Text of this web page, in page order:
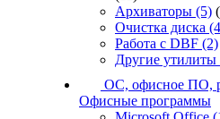
Архиваторы (5)
Очистка диска
Работа с DBF (2)
Другие утилиты
ОС, офисное ПО,
Офисные программы